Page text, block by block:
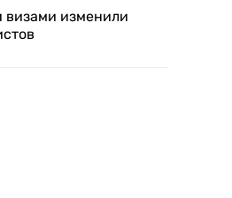
изменили